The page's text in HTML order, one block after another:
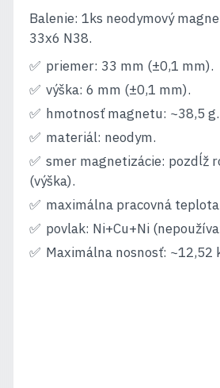
Balenie: 1ks neodymový
33x6 N38.
priemer: 33 mm (±0,1 mm).
výška: 6 mm (±0,1 mm).
hmotnosť magnetu: ~38,5 g.
materiál: neodym.
smer magnetizácie: pozdĺž
(výška).
maximálna pracovná
povlak: Ni+Cu+Ni
Maximálna nosnosť: ~12,52